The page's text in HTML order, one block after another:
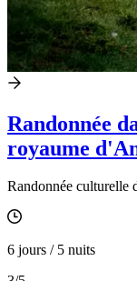
Randonnée
royaume
Randonnée culturelle
6 jours / 5 nuits